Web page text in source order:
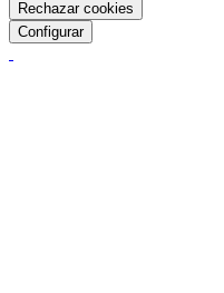
Rechazar cookies
Configurar